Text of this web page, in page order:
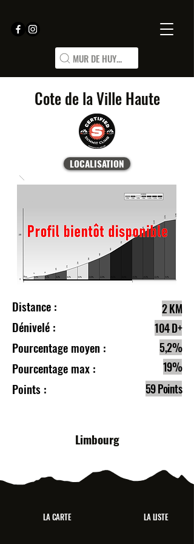
MUR DE HUY...
Cote de la Ville Haute
LOCALISATION
Distance :
Dénivelé :
Pourcentage moyen :
Pourcentage max :
Points :
2 KM
104 D+
5,2%
19%
59 Points
Limbourg
LA CARTE LA LISTE